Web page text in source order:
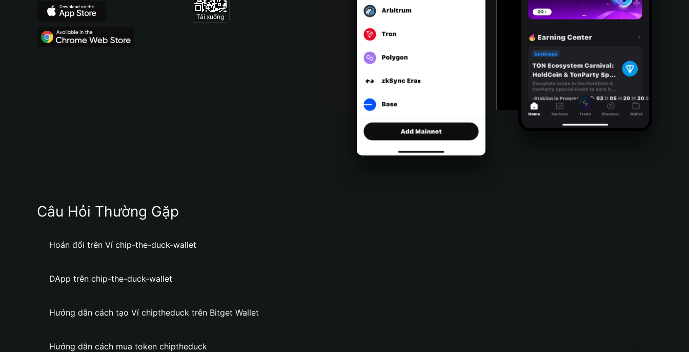
Tải xuống
Câu Hỏi Thường Gặp
Hoán đổi trên Ví chip-the-duck-wallet
DApp trên chip-the-duck-wallet
Hướng dẫn cách tạo Ví chiptheduck trên Bitget Wallet
Hướng dẫn cách mua token chiptheduck